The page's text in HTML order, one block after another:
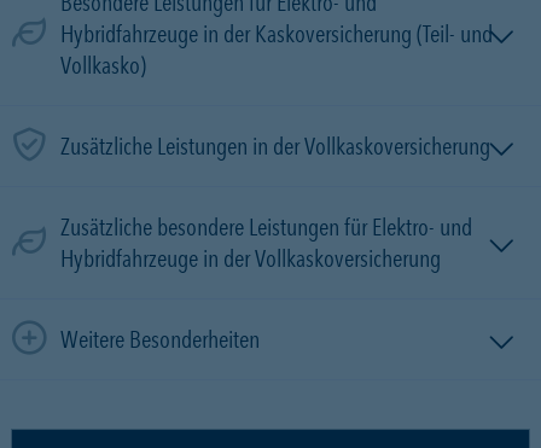
Hybridfahrzeuge in der Kaskoversicherung (Teil- und
Vollkasko)
Zusätzliche Leistungen in der Vollkaskoversicherung
Zusätzliche besondere Leistungen für Elektro- und
Hybridfahrzeuge in der Vollkaskoversicherung
Weitere Besonderheiten